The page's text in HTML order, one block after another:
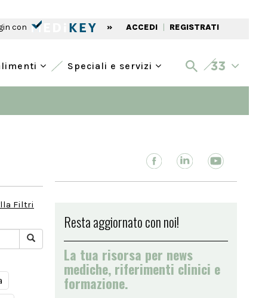
con » ACCEDI | REGISTRATI
Speciali e servizi
Filtri
Resta aggiornato con noi!
La tua risorsa per news
mediche, riferimenti clinici e
formazione.